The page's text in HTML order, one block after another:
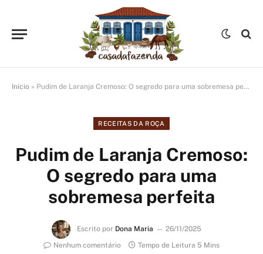
Início » Pudim de Laranja Cremoso: O segredo para uma sobremesa perfeita
RECEITAS DA ROÇA
Pudim de Laranja Cremoso:
O segredo para uma
sobremesa perfeita
Escrito por Dona Maria
26/11/2025
Nenhum comentário
Tempo de Leitura 5 Mins